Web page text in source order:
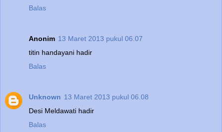
Balas
Anonim 13 Maret 2013 pukul 06.07
titin handayani hadir
Balas
Unknown 13 Maret 2013 pukul 06.08
Desi Meldawati hadir
Balas